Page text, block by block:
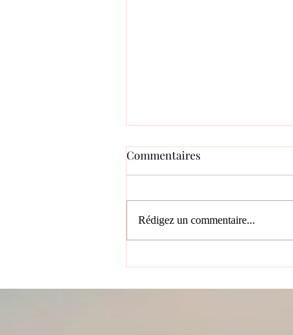
Peut-on être un leader
Commentaires
Rédigez un commentaire...